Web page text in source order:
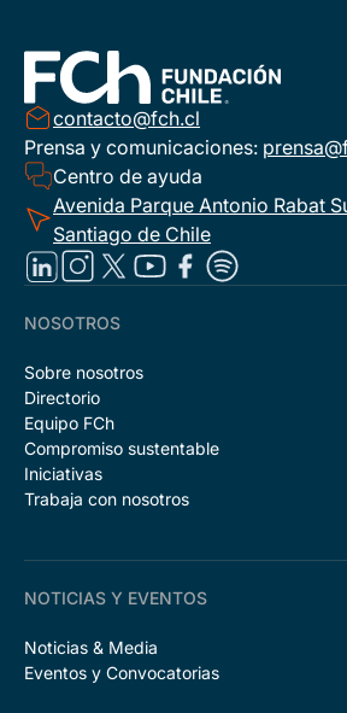
contacto@fch.cl
Prensa y comunicaciones:
Centro de ayuda
Avenida Parque Antonio Rabat
Santiago de Chile
NOSOTROS
Sobre nosotros
Directorio
Equipo FCh
Compromiso sustentable
Iniciativas
Trabaja con nosotros
NOTICIAS Y EVENTOS
Noticias & Media
Eventos y Convocatorias